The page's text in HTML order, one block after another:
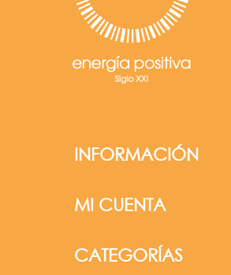
INFORMACIÓN
MI CUENTA
CATEGORÍAS